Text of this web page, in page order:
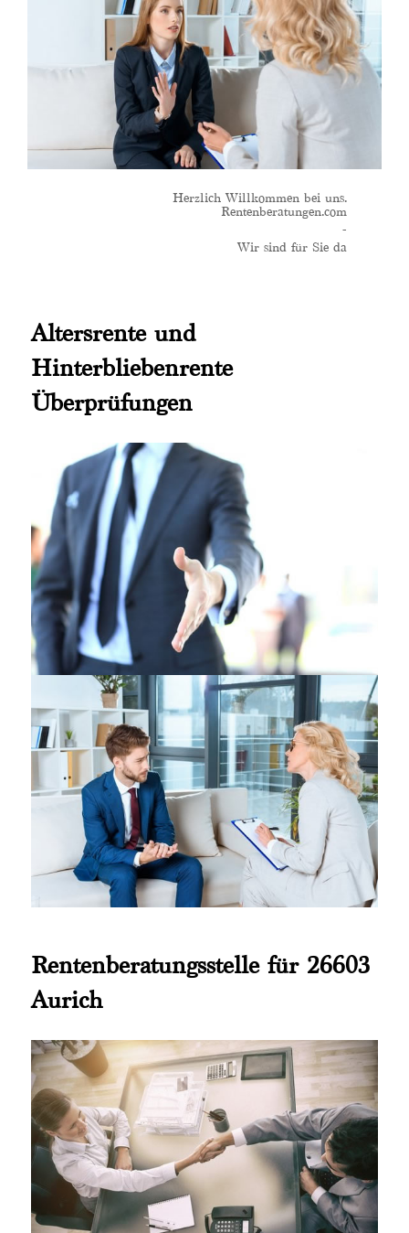
Herzlich Willkommen bei uns.
Rentenberatungen.com
-
Wir sind für Sie da
Altersrente und
Hinterbliebenrente
Überprüfungen
Rentenberatungsstelle für 26603
Aurich